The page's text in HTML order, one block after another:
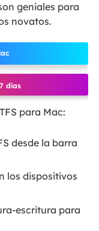
geniales para
novatos.
días
para Mac:
desde la barra
los dispositivos
escritura para